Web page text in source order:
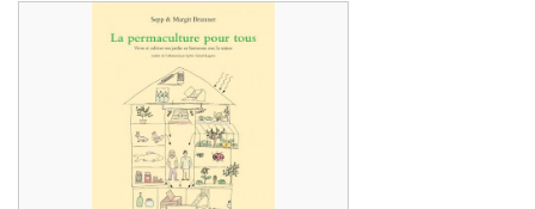
Blog it Yourself
Un livre accessible pour comprendre les
enjeux de la permaculture. A chacun de
trouver sa méthode pour participer à ce